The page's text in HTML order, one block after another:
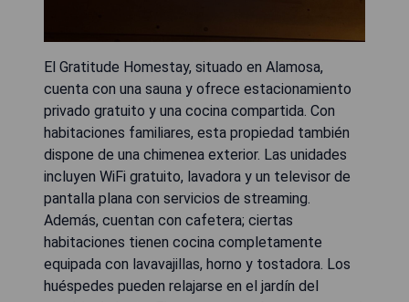
El Gratitude Homestay, situado en Alamosa,
cuenta con una sauna y ofrece estacionamiento
privado gratuito y una cocina compartida. Con
habitaciones familiares, esta propiedad también
dispone de una chimenea exterior. Las unidades
incluyen WiFi gratuito, lavadora y un televisor de
pantalla plana con servicios de streaming.
Además, cuentan con cafetera; ciertas
habitaciones tienen cocina completamente
equipada con lavavajillas, horno y tostadora. Los
huéspedes pueden relajarse en el jardín del